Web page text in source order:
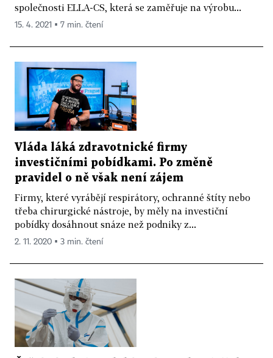
společnosti ELLA-CS, která se zaměřuje na výrobu...
15. 4. 2021 ▪ 7 min. čtení
Vláda láká zdravotnické firmy
investičními pobídkami. Po změně
pravidel o ně však není zájem
Firmy, které vyrábějí respirátory, ochranné štíty nebo
třeba chirurgické nástroje, by měly na investiční
pobídky dosáhnout snáze než podniky z...
2. 11. 2020 ▪ 3 min. čtení